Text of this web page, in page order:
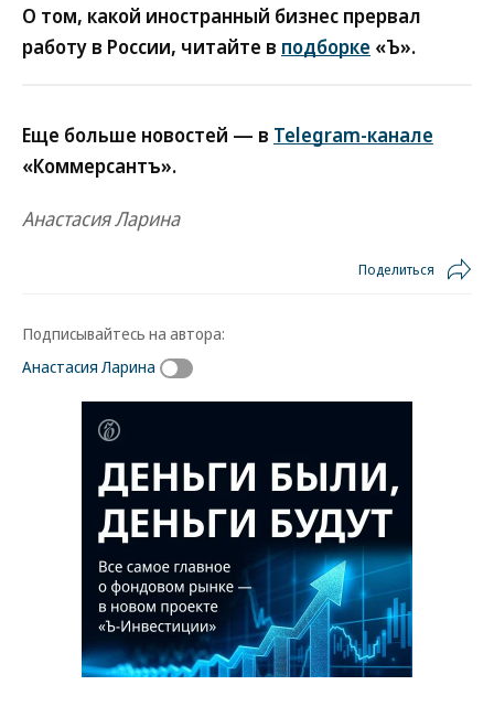
О том, какой иностранный бизнес прервал
работу в России, читайте в подборке «Ъ».
Еще больше новостей — в Telegram-канале
«Коммерсантъ».
Анастасия Ларина
Поделиться
Подписывайтесь на автора:
Анастасия Ларина